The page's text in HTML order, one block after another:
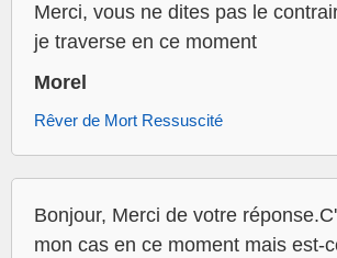
Merci, vous ne dites pas le
je traverse en ce moment
Morel
Rêver de Mort Ressuscité
Bonjour, Merci de votre
mon cas en ce moment mais est-